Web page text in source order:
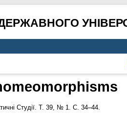
Студії. Т. 39, № 1. С. 34–44.